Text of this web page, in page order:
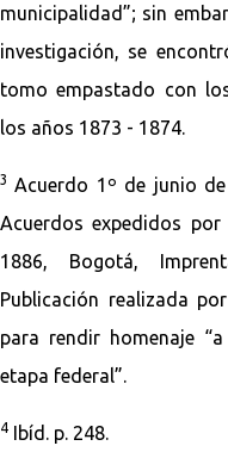
municipalidad”; sin
investigación, se
tomo empastado con
los años 1873 - 1874.
3 Acuerdo 1º de junio
Acuerdos expedidos
1886, Bogotá,
Publicación realizada
para rendir homenaje
etapa federal”.
4 Ibíd. p. 248.